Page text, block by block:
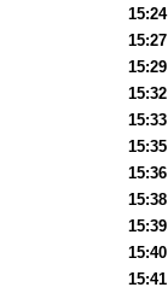
15:24
15:27
15:29
15:32
15:33
15:35
15:36
15:38
15:39
15:40
15:41